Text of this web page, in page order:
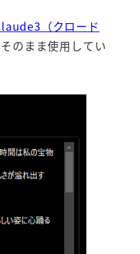
（クロード
のまま使用してい